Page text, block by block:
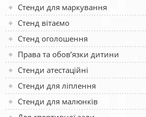
Стенди для маркування
Стенд вітаємо
Стенд оголошення
Права та обов’язки дитини
Стенди атестаційні
Стенди для ліплення
Стенди для малюнків